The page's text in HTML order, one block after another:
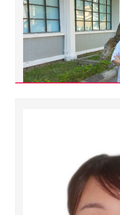
Xem chi tiết
Nguyễn
Thạc sĩ
Ngành
Dược học